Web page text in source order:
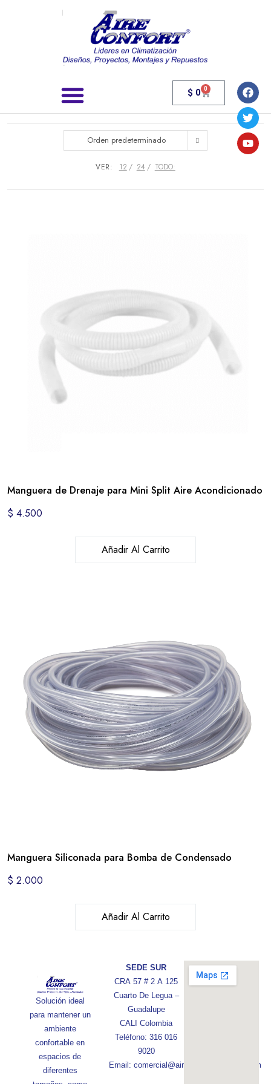
$ 0 0
Orden predeterminado
VER: 12 24 TODO:
Manguera de Drenaje para Mini Split Aire Acondicionado
$ 4.500
Añadir Al Carrito
Manguera Siliconada para Bomba de Condensado
$ 2.000
Añadir Al Carrito
Solución ideal
para mantener un
ambiente
confortable en
espacios de
diferentes
SEDE SUR
CRA 57 # 2 A 125
Cuarto De Legua –
Guadalupe
CALI Colombia
Teléfono: 316 016
9020
Email: comercial@aireconfortcolombia.com